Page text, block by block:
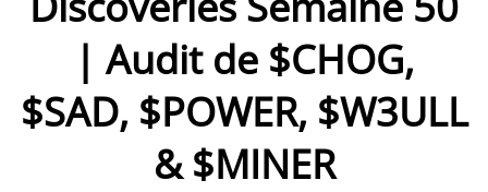
| Audit de $CHOG,
$SAD, $POWER, $W3ULL
& $MINER